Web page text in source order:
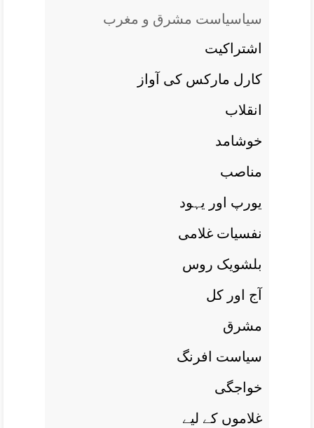
سياسياست مشرق و مغرب
اشتراکيت
کارل مارکس کی آواز
انقلاب
خوشامد
مناصب
يورپ اور يہود
نفسيات غلامی
بلشويک روس
آج اور کل
مشرق
سياست افرنگ
خواجگی
غلاموں کے ليے